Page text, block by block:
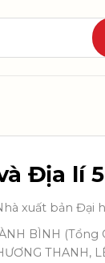
Địa lí 5
xuất bản Đại
BÌNH (Tổng
THANH,